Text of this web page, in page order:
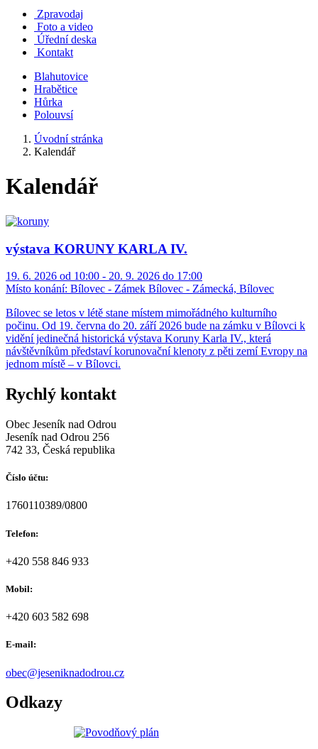
Zpravodaj
Foto a video
Úřední deska
Kontakt
Blahutovice
Hrabětice
Hůrka
Polouvsí
Úvodní stránka
Kalendář
Kalendář
výstava KORUNY KARLA IV.
19. 6. 2026 od 10:00 - 20. 9. 2026 do 17:00
Místo konání: Bílovec - Zámek Bílovec - Zámecká, Bílovec
Bílovec se letos v létě stane místem mimořádného kulturního
počinu. Od 19. června do 20. září 2026 bude na zámku v Bílovci k
vidění jedinečná historická výstava Koruny Karla IV., která
návštěvníkům představí korunovační klenoty z pěti zemí Evropy na
jednom místě – v Bílovci.
Rychlý kontakt
Obec Jeseník nad Odrou
Jeseník nad Odrou 256
742 33, Česká republika
Číslo účtu:
1760110389/0800
Telefon:
+420 558 846 933
Mobil:
+420 603 582 698
E-mail:
obec@jeseniknadodrou.cz
Odkazy